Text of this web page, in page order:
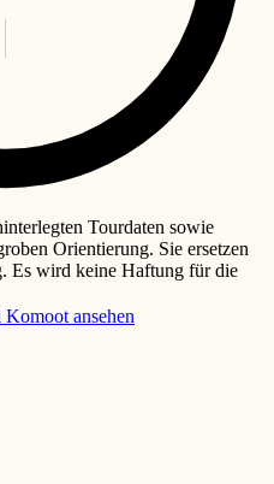
Tourdaten sowie
Orientierung. Sie ersetzen
Es wird keine Haftung für die
Komoot ansehen